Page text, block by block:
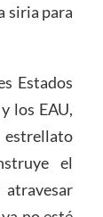
siria para
Estados
los EAU,
el